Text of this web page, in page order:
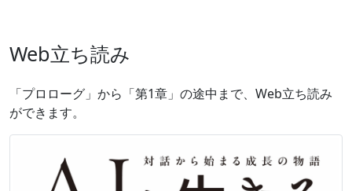
Web立ち読み
「プロローグ」から「第1章」の途中まで、Web立ち読み
ができます。